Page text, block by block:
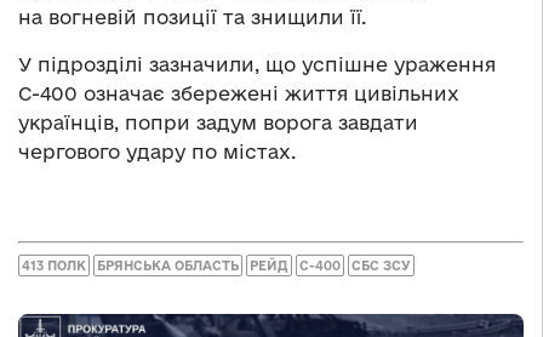
на вогневій позиції та знищили її.
У підрозділі зазначили, що успішне ураження
С-400 означає збережені життя цивільних
українців, попри задум ворога завдати
чергового удару по містах.
413 ПОЛК БРЯНСЬКА ОБЛАСТЬ РЕЙД С-400 СБС ЗСУ